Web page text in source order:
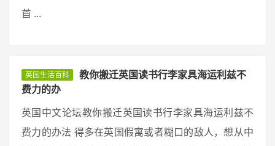
首 ...
英国生活百科
教你搬迁英国读书行李家具海运利兹不
费力的办
英国中文论坛教你搬迁英国读书行李家具海运利兹不
费力的办法 得多在英国假寓或者糊口的敌人，想从中